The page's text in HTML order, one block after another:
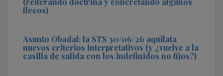
flecos)
Asunto Obadal: la STS 30/06/26 aquilata
nuevos criterios interpretativos (y ¿vuelve a la
casilla de salida con los indefinidos no fijos?)